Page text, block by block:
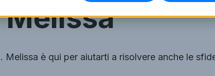
è qui per aiutarti a risolvere anche le